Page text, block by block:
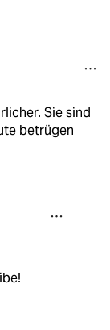
Sie sind
betrügen